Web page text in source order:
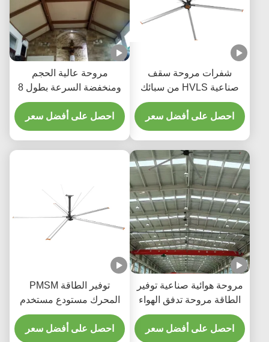
مروحة سقف
صناعية HVLS من سبائك
بدرجة الطيران
أفضل سعر
مروحة عالية الحجم
ومنخفضة السرعة بطول 8
أقدام إلى 24 قدمًا للصالات
الرياضية ومراكز الخدمات
اللوجستية
احصل على أفضل سعر
صناعية توفير
تدفق الهواء
الصناعية
المصنع
أفضل سعر
توفير الطاقة PMSM
المحرك مستودع مستخدم
ضخم الصناعية HVLS
مروحة
احصل على أفضل سعر